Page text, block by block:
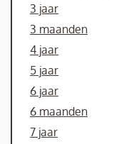
3 jaar
3 maanden
4 jaar
5 jaar
6 jaar
6 maanden
7 jaar